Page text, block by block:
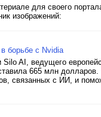
для своего
изображений:
борьбе с Nvidia
AI, ведущего
665 млн долларов.
связанных с ИИ, и